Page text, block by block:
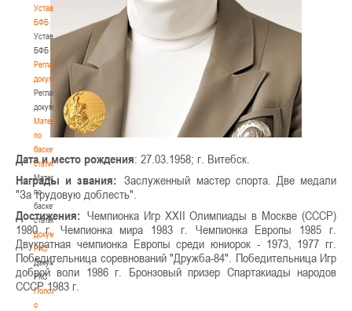
Устав
БФБ
Устав
БФБ
Регламентирующие
документы
Регламентирующие
документы
Материалы
по
баскетбольной
статистике
Материалы
по
баскетбольной
статистике
Документы
РКС
Документы
РКС
Положение
о
Дата и место рождения: 27.03.1958; г. Витебск.
Награды и звания:Заслуженный мастер спорта. Две медали
"За трудовую доблесть".
Достижения: Чемпионка Игр XXII Олимпиады в Москве (СССР)
1980 г. Чемпионка мира 1983 г. Чемпионка Европы 1985 г.
Двукратная чемпионка Европы среди юниорок - 1973, 1977 гг.
Победительница соревнований "Дружба-84". Победительница Игр
доброй воли 1986 г. Бронзовый призер Спартакиады народов
СССР 1983 г.